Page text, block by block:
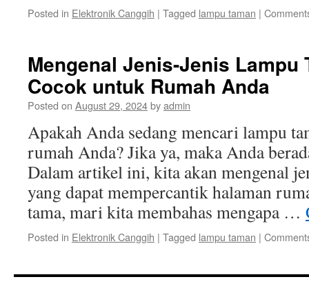
Posted in Elektronik Canggih | Tagged lampu taman |
Mengenal Jenis-Jenis Lampu
Cocok untuk Rumah Anda
Posted on August 29, 2024byadmin
Apakah Anda sedang mencari lampu
rumah Anda? Jika ya, maka Anda
Dalam artikel ini, kita akan mengenal
yang dapat mempercantik halaman
tama, mari kita membahas mengapa …
Posted in Elektronik Canggih | Tagged lampu taman |